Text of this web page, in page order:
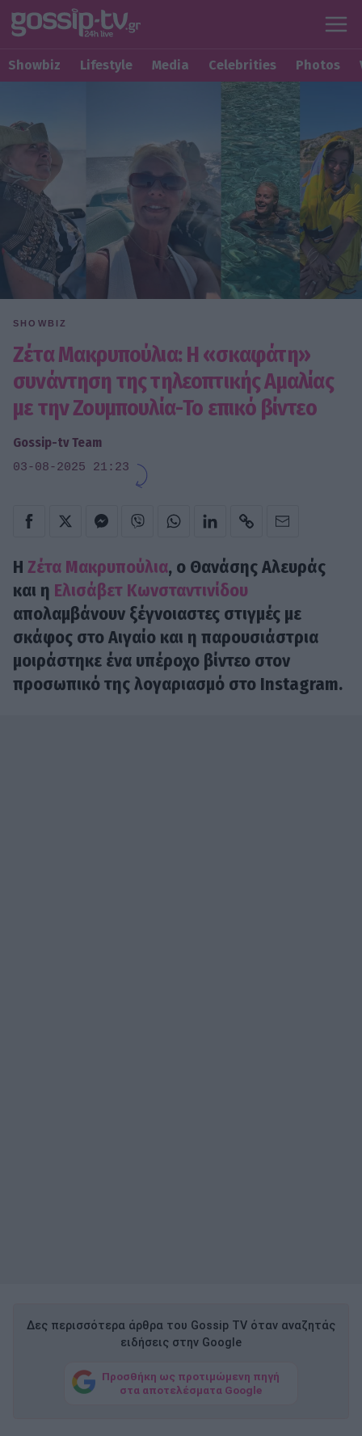
Showbiz Lifestyle Media Celebrities Photos
SHOWBIZ
Ζέτα Μακρυπούλια: Η «σκαφάτη»
συνάντηση της τηλεοπτικής Αμαλίας
με την Ζουμπουλία-Το επικό βίντεο
Gossip-tv Team
03-08-2025 21:23
Η Ζέτα Μακρυπούλια, ο Θανάσης Αλευράς
και η Ελισάβετ Κωνσταντινίδου
απολαμβάνουν ξέγνοιαστες στιγμές με
σκάφος στο Αιγαίο και η παρουσιάστρια
μοιράστηκε ένα υπέροχο βίντεο στον
προσωπικό της λογαριασμό στο Instagram.
Δες περισσότερα άρθρα του Gossip TV όταν αναζητάς
ειδήσεις στην Google
Προσθήκη ως προτιμώμενη πηγή
στα αποτελέσματα Google